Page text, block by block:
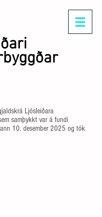
Ljósleiðara
samþykkt var á fundi
10. desember 2025 og tók